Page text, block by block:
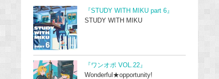
『STUDY WITH MIKU part 6』
STUDY WITH MIKU
『ワンオポ VOL.22』
Wonderful★opportunity!